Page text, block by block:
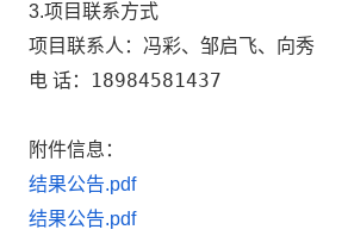
3.项目联系方式
项目联系人： 冯彩、邹启飞、向秀
电 话： 18984581437
附件信息：
结果公告.pdf
结果公告.pdf